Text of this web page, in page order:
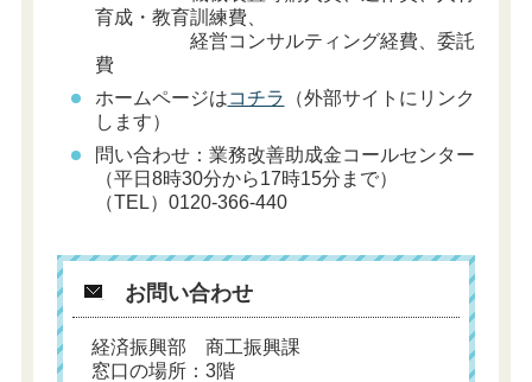
育成・教育訓練費、
経営コンサルティング経費、委託
費
ホームページはコチラ （外部サイトにリンク
します）
問い合わせ：業務改善助成金コールセンター
（平日8時30分から17時15分まで）
（TEL）0120-366-440
お問い合わせ
経済振興部 商工振興課
窓口の場所：3階